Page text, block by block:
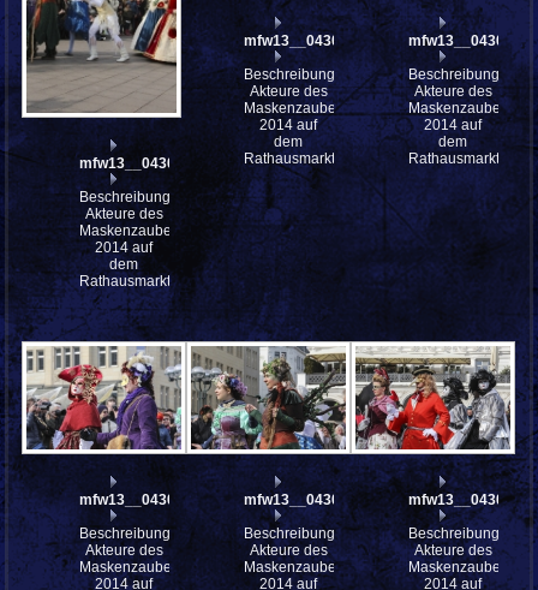
mfw13__043028
Beschreibung:
Akteure des
Maskenzauber
2014 auf
dem
Rathausmarkt
mfw13__043026
Beschreibung:
Akteure des
Maskenzauber
2014 auf
dem
Rathausmarkt
mfw13__043025
Beschreibung:
Akteure des
Maskenzauber
2014 auf
dem
Rathausmarkt
mfw13__043023
Beschreibung:
Akteure des
Maskenzauber
2014 auf
mfw13__043022
Beschreibung:
Akteure des
Maskenzauber
2014 auf
mfw13__043018
Beschreibung:
Akteure des
Maskenzauber
2014 auf